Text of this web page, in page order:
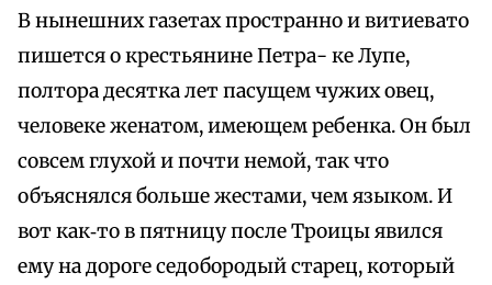
В нынешних газетах пространно и витиевато
пишется о крестьянине Петра- ке Лупе,
полтора десятка лет пасущем чужих овец,
человеке женатом, имеющем ребенка. Он был
совсем глухой и почти немой, так что
объяснялся больше жестами, чем языком. И
вот как‑то в пятницу после Троицы явился
ему на дороге седобородый старец, который